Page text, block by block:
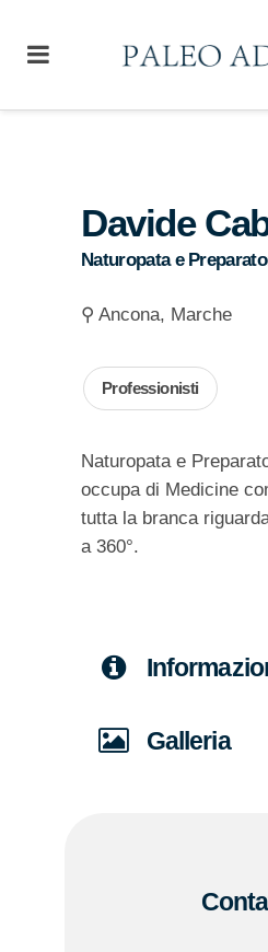
Davide
Naturopata e
⚲ Ancona, Marche
Professionisti
Naturopata e
occupa di Medicine
tutta la branca
a 360°.
Galleria